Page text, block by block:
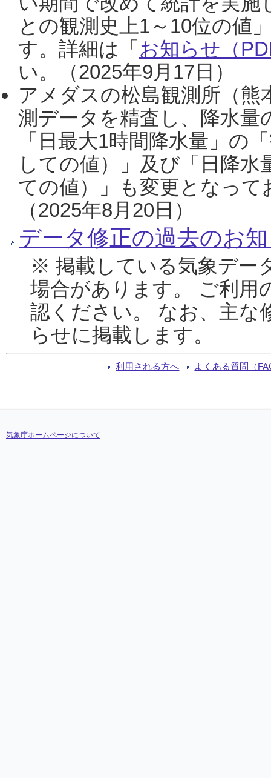
との観測史上1～10位の値
す。詳細は「 お知らせ（
い。（2025年9月17日）
アメダスの松島観測所（熊
測データを精査し、降水
「日最大1時間降水量」の
しての値）」及び「日降
ての値）」も変更となっ
（2025年8月20日）
データ修正の過去のお
※ 掲載している気象デー
場合があります。 ご利用
認ください。 なお、主な
らせに掲載します。
利用される方へ よくある質問（
気象庁ホームページについて